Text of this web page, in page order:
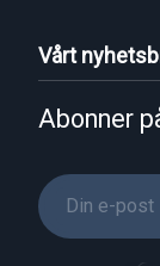
Vårt
Abonner